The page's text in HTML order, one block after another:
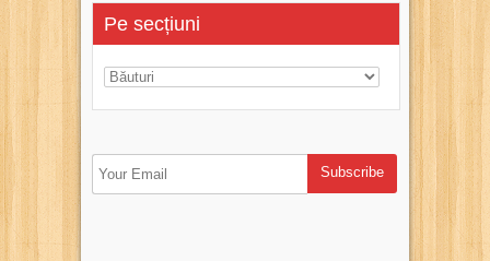
Pe secțiuni